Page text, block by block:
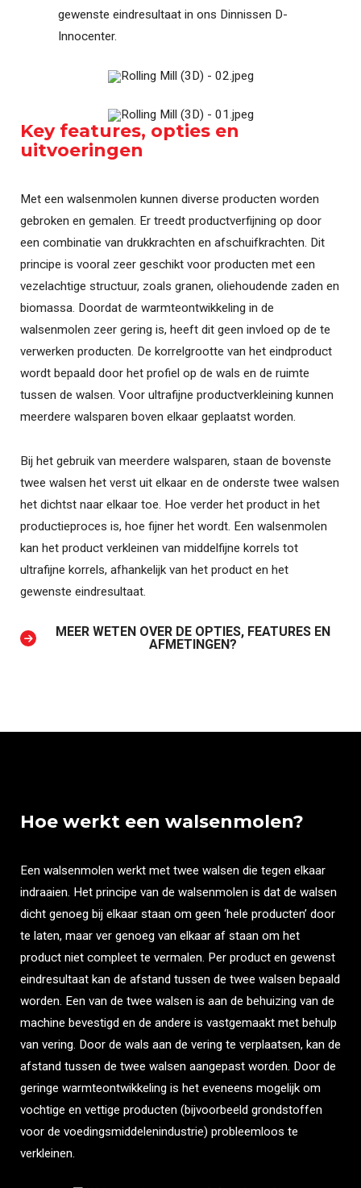
gewenste eindresultaat in ons Dinnissen D-
Innocenter.
Key features, opties en
uitvoeringen
Met een walsenmolen kunnen diverse producten worden
gebroken en gemalen. Er treedt productverfijning op door
een combinatie van drukkrachten en afschuifkrachten. Dit
principe is vooral zeer geschikt voor producten met een
vezelachtige structuur, zoals granen, oliehoudende zaden en
biomassa. Doordat de warmteontwikkeling in de
walsenmolen zeer gering is, heeft dit geen invloed op de te
verwerken producten. De korrelgrootte van het eindproduct
wordt bepaald door het profiel op de wals en de ruimte
tussen de walsen. Voor ultrafijne productverkleining kunnen
meerdere walsparen boven elkaar geplaatst worden.
Bij het gebruik van meerdere walsparen, staan de bovenste
twee walsen het verst uit elkaar en de onderste twee walsen
het dichtst naar elkaar toe. Hoe verder het product in het
productieproces is, hoe fijner het wordt. Een walsenmolen
kan het product verkleinen van middelfijne korrels tot
ultrafijne korrels, afhankelijk van het product en het
gewenste eindresultaat.
MEER WETEN OVER DE OPTIES, FEATURES EN
AFMETINGEN?
Hoe werkt een walsenmolen?
Een walsenmolen werkt met twee walsen die tegen elkaar
indraaien. Het principe van de walsenmolen is dat de walsen
dicht genoeg bij elkaar staan om geen ‘hele producten’ door
te laten, maar ver genoeg van elkaar af staan om het
product niet compleet te vermalen. Per product en gewenst
eindresultaat kan de afstand tussen de twee walsen bepaald
worden. Een van de twee walsen is aan de behuizing van de
machine bevestigd en de andere is vastgemaakt met behulp
van vering. Door de wals aan de vering te verplaatsen, kan de
afstand tussen de twee walsen aangepast worden. Door de
geringe warmteontwikkeling is het eveneens mogelijk om
vochtige en vettige producten (bijvoorbeeld grondstoffen
voor de voedingsmiddelenindustrie) probleemloos te
verkleinen.